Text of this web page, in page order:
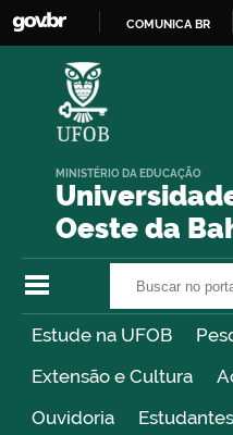
COMUNICA BR
Oeste da
MINISTÉRIO DA EDUCAÇÃO
Estude na UFOB
Extensão e Cultura
Ouvidoria
Estudantes